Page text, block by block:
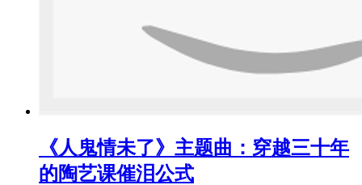
《人鬼情未了》主题曲：穿越三十年
的陶艺课催泪公式